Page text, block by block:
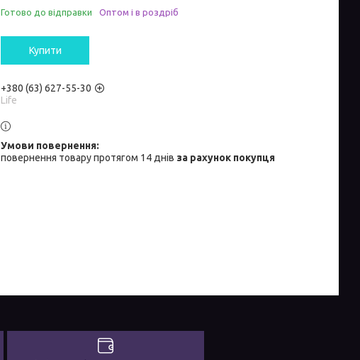
Готово до відправки Оптом і в роздріб
Купити
+380 (63) 627-55-30
Life
повернення товару протягом 14 днів за рахунок покупця